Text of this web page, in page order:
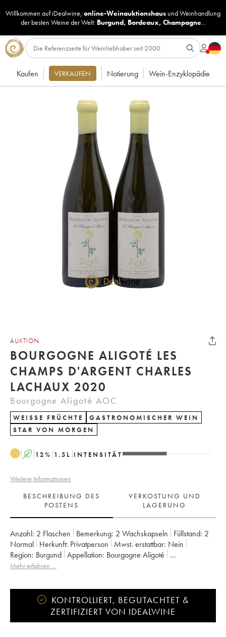
Willkommen auf iDealwine, online-Weinauktionshaus undWeinhandlung
der besten Weine der Welt: Burgund, Bordeaux, Champagne...
Kaufen VERKAUFEN Notierung Wein-Enzyklopädie
AUKTION
BOURGOGNE ALIGOTÉ LES
CHAMPS D'ARGENT CHARLES
LACHAUX 2020
Bourgogne Aligoté AOC
WEISSE FRÜCHTE
GASTRONOMISCHER WEIN
STAR VON MORGEN
A 12% 1.5 L INTENSITÄT
Weitere Informationen
BESCHREIBUNG DES
POSTENS
VERKOSTUNG UND
LAGERUNG
Anzahl: 2 Flaschen Bemerkung: 2 Wachskapseln Füllstand: 2
Normal
Herkunft: privatperson Mwst. erstattbar:
nein
Region:
Burgund Appellation:
Bourgogne Aligoté
Eigentümer:
Charles Lachaux
Mehr erfahren …
KONTROLLIERT, BEGUTACHTET &
ZERTIFIZIERT VON IDEALWINE